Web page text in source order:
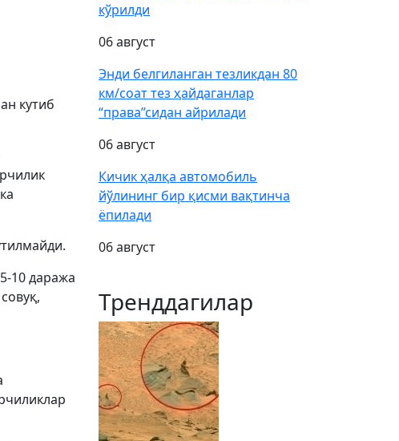
кутиб
10 даража
кўрилди
06 август
Энди белгиланган тезликдан 80
км/соат тез ҳайдаганлар
“права”сидан айрилади
06 август
Кичик ҳалқа автомобиль
йўлининг бир қисми вақтинча
ёпилади
06 август
Тренддагилар